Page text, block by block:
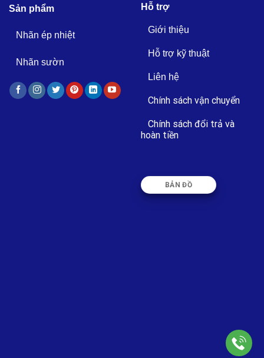
Sản phẩm
Nhãn ép nhiệt
Nhãn sườn
Hỗ trợ
Giới thiệu
Hỗ trợ kỹ thuật
Liên hệ
Chính sách vận chuyển
Chính sách đổi trả và
hoàn tiền
BẢN ĐỒ